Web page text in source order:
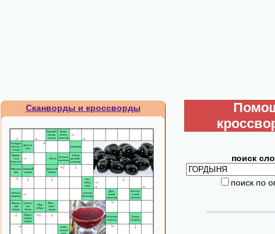
Сканворды и кроссворды
поиск
поиск по